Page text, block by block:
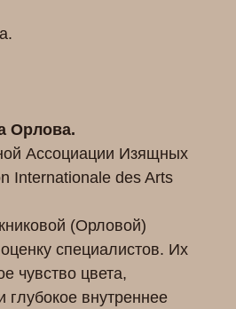
Орлова.
Ассоциации Изящных
Internationale des Arts
(Орловой)
специалистов. Их
чувство цвета,
внутреннее